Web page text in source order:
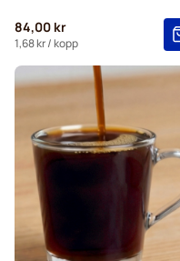
Gevalia-kaffekapslar för
Belmio-kaffekapslar för
Friele-kaffekapslar för
Garibaldi-kaffekapslar för
Tonino Lamborghini
84,00 kr
1,68 kr/ kopp